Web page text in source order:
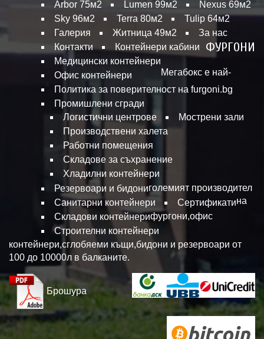
Arbor 75м2 Lumen 99м2
Nexus 69м2
Sky 96м2
Terra 80м2
Tulip 64м2
Галерия
Житница 49м2
За нас
Контакти
Контейнери кабини
Медицински контейнери
Офис контейнери
Политика за поверителност на furgoni.bg
Промишлени сгради
Логистични центрове
Мострени зали
Производствени халета
Работни помещения
Складове за съхранение
Хладилни контейнери
Резервоари и бидони
Санитарни контейнери
Сертификати
Складови контейнери
Строителни контейнери
ФУРГОНИ
Мегабокс е най-
големият производител
на
фургони,офис
контейнери,сглобяеми къщи,бидони и резервоари от
100 до 10000л в балканите.
Брошура